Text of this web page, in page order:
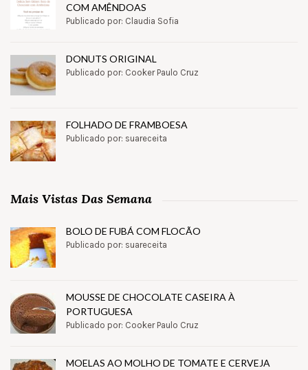
COM AMÊNDOAS
Publicado por: Claudia Sofia
DONUTS ORIGINAL
Publicado por: Cooker Paulo Cruz
FOLHADO DE FRAMBOESA
Publicado por: suareceita
Mais Vistas Das Semana
BOLO DE FUBÁ COM FLOCÃO
Publicado por: suareceita
MOUSSE DE CHOCOLATE CASEIRA À
PORTUGUESA
Publicado por: Cooker Paulo Cruz
MOELAS AO MOLHO DE TOMATE E CERVEJA